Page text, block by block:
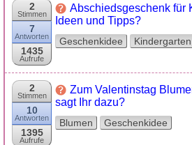
2
Stimmen
7
Antworten
1435
Aufrufe
Abschiedsgeschenk für
Ideen und Tipps?
Geschenkidee Kindergarten
2
Stimmen
10
Antworten
1395
Aufrufe
Zum Valentinstag
sagt Ihr dazu?
Blumen Geschenkidee